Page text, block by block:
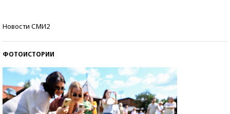
Новости СМИ2
ФОТОИСТОРИИ